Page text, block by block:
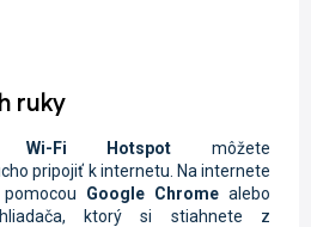
ruky
Wi-Fi Hotspot môžete
pripojiť k internetu. Na internete
Google Chrome alebo
ktorý si stiahnete z